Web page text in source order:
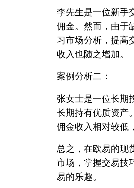
李先生是一位新手
佣金。然而，由于
习市场分析，提高
收入也随之增加。
案例分析二：
张女士是一位长期
长期持有优质资产
佣金收入相对较低
总之，在欧易的现
市场，掌握交易技
易的乐趣。